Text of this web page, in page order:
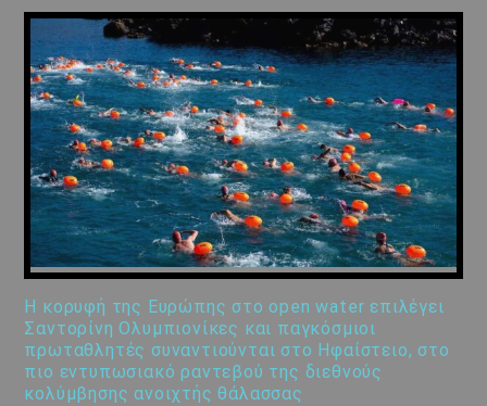
Η κορυφή της Ευρώπης στο open water επιλέγει
Σαντορίνη Ολυμπιονίκες και παγκόσμιοι
πρωταθλητές συναντιούνται στο Ηφαίστειο, στο
πιο εντυπωσιακό ραντεβού της διεθνούς
κολύμβησης ανοιχτής θάλασσας